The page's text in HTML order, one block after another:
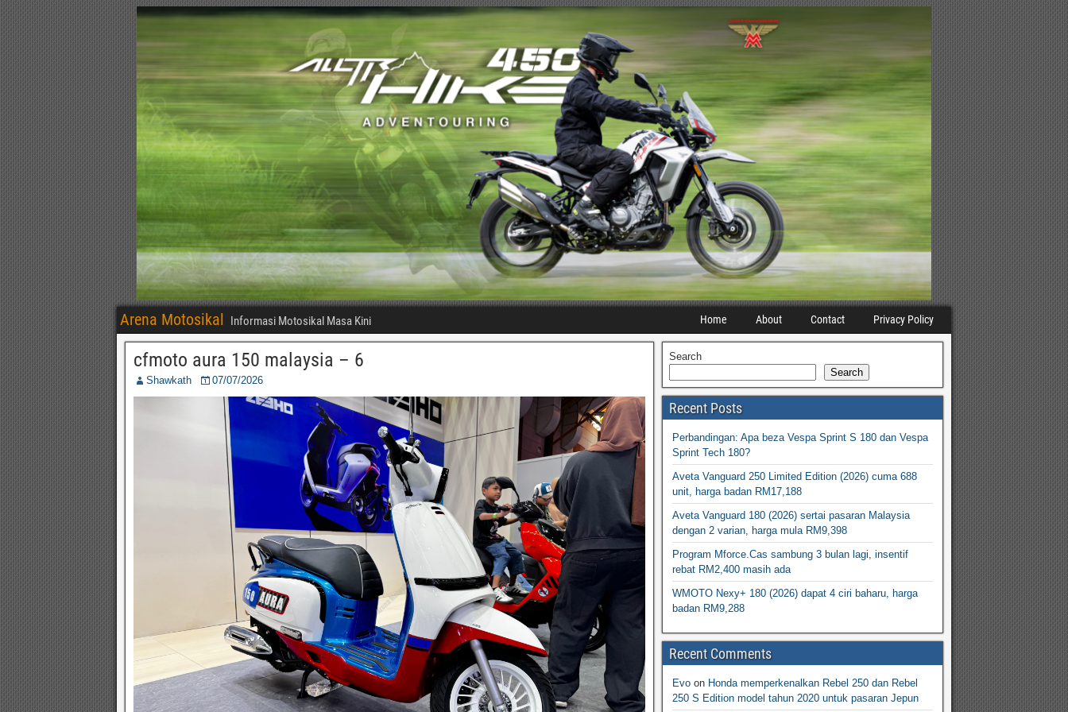
Arena Motosikal Informasi Motosikal Masa Kini Home About Contact Privacy Policy
cfmoto aura 150 malaysia – 6
Shawkath 07/07/2026
Search
Search
Recent Posts
Perbandingan: Apa beza Vespa Sprint S 180 dan Vespa
Sprint Tech 180?
Aveta Vanguard 250 Limited Edition (2026) cuma 688
unit, harga badan RM17,188
Aveta Vanguard 180 (2026) sertai pasaran Malaysia
dengan 2 varian, harga mula RM9,398
Program Mforce.Cas sambung 3 bulan lagi, insentif
rebat RM2,400 masih ada
WMOTO Nexy+ 180 (2026) dapat 4 ciri baharu, harga
badan RM9,288
Recent Comments
Evo on Honda memperkenalkan Rebel 250 dan Rebel
250 S Edition model tahun 2020 untuk pasaran Jepun